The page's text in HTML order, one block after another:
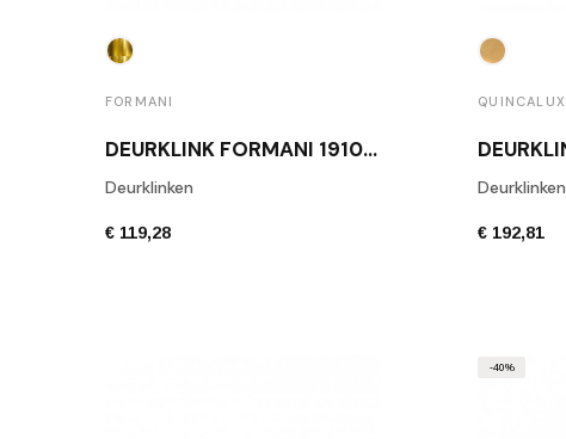
FORMANI
DEURKLINK FORMANI 1910L GEPOLIJSTE MESSING
Deurklinken
€ 119,28
QUINCALUX
Deurklinken
€ 192,81
-40%